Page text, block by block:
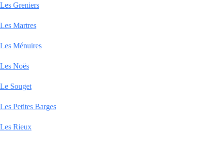
Les Greniers
Les Martres
Les Ménuires
Les Noës
Le Souget
Les Petites Barges
Les Rieux